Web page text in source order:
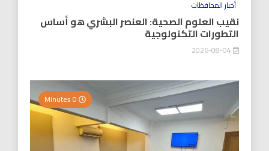
أخبار المحافظات
نقيب العلوم الصحية: العنصر البشري هو أساس
التطورات التكنولوجية